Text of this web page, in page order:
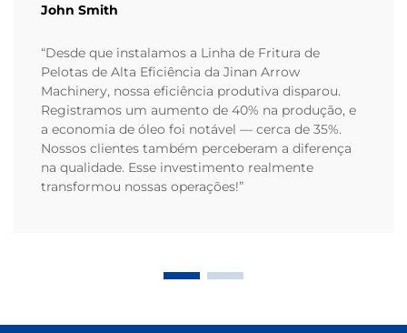
John Smith
“Desde que instalamos a Linha de Fritura de
Pelotas de Alta Eficiência da Jinan Arrow
Machinery, nossa eficiência produtiva disparou.
Registramos um aumento de 40% na produção, e
a economia de óleo foi notável — cerca de 35%.
Nossos clientes também perceberam a diferença
na qualidade. Esse investimento realmente
transformou nossas operações!”